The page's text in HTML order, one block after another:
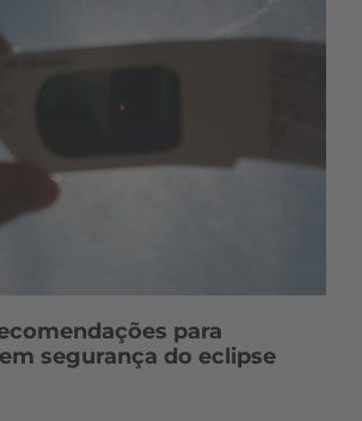
para
segurança do eclipse